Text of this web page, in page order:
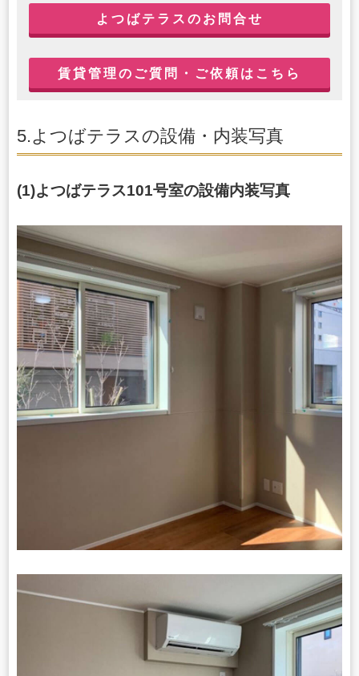
よつばテラスのお問合せ
賃貸管理のご質問・ご依頼はこちら
5.よつばテラスの設備・内装写真
(1)よつばテラス101号室の設備内装写真